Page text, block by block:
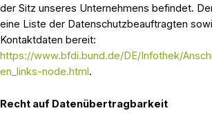
der Sitz unseres Unternehmens befindet.
eine Liste der Datenschutzbeauftragten
Kontaktdaten bereit:
https://www.bfdi.bund.de/DE/Infothek/
en_links-node.html .
Recht auf Datenübertragbarkeit